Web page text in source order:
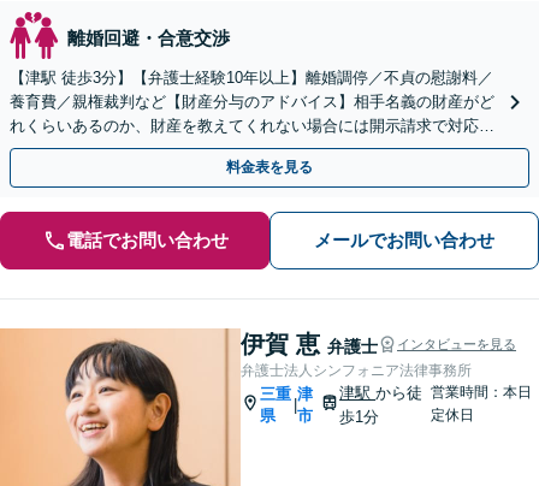
離婚回避・合意交渉
【津駅 徒歩3分】【弁護士経験10年以上】離婚調停／不貞の慰謝料／
養育費／親権裁判など【財産分与のアドバイス】相手名義の財産がど
れくらいあるのか、財産を教えてくれない場合には開示請求で対応し
ます。お気軽にご相談ください。
料金表を見る
電話でお問い合わせ メールでお問い合わせ
伊賀 恵 弁護士 インタビューを見る
弁護士法人シンフォニア法律事務所
三重
県
|
津
市
津駅から徒
歩1分
営業時間：本日
定休日